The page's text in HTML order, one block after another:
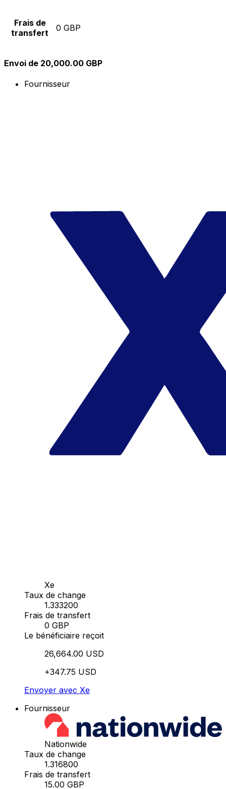
Frais de
transfert
0 GBP
Envoi de 20,000.00 GBP
Fournisseur
Xe
Taux de change
1.333200
Frais de transfert
0 GBP
Le bénéficiaire reçoit
26,664.00 USD
+347.75 USD
Envoyer avec Xe
Fournisseur
Nationwide
Taux de change
1.316800
Frais de transfert
15.00 GBP